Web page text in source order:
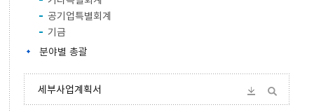
공기업특별회계
기금
분야별 총괄
세부사업계획서